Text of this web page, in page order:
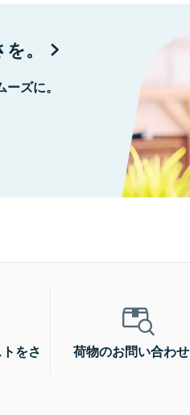
。
ズに。
をさ
荷物のお問い合わせ